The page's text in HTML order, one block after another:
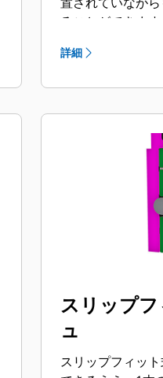
ることができま
圧力の確認や充填
詳細
スリップ
ュ
スリップフィッ